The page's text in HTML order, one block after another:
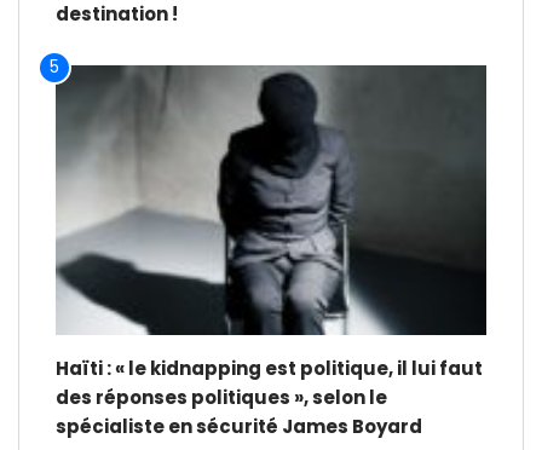
destination !
5
Haïti : « le kidnapping est politique, il lui faut
des réponses politiques », selon le
spécialiste en sécurité James Boyard